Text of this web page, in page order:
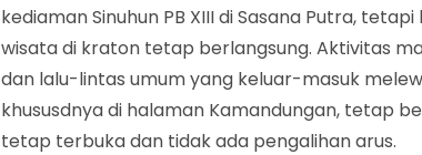
kediaman Sinuhun PB XIII di Sasana Putra,
wisata di kraton tetap berlangsung. Aktivitas
dan lalu-lintas umum yang keluar-masuk
khususdnya di halaman Kamandungan, tetap
tetap terbuka dan tidak ada pengalihan arus.